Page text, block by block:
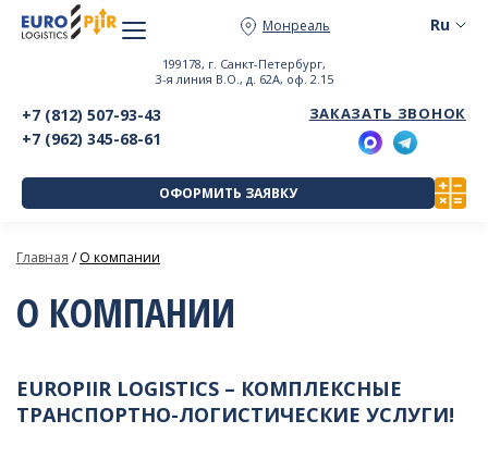
Монреаль
199178, г. Санкт-Петербург,
3-я линия В.О., д. 62А, оф. 2.15
+7 (812) 507-93-43
+7 (962) 345-68-61
ЗАКАЗАТЬ ЗВОНОК
ОФОРМИТЬ ЗАЯВКУ
Главная /О компании
О КОМПАНИИ
EUROPIIR LOGISTICS – КОМПЛЕКСНЫЕ
ТРАНСПОРТНО-ЛОГИСТИЧЕСКИЕ УСЛУГИ!